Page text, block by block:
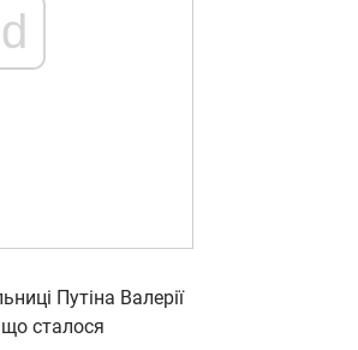
Путіна Валерії
сталося